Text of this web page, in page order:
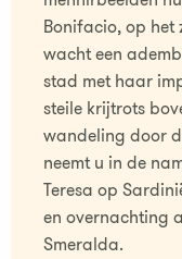
Bonifacio, op het
wacht een
stad met haar
steile krijtrots
wandeling door
neemt u in de
Teresa op
en overnachting
Smeralda.